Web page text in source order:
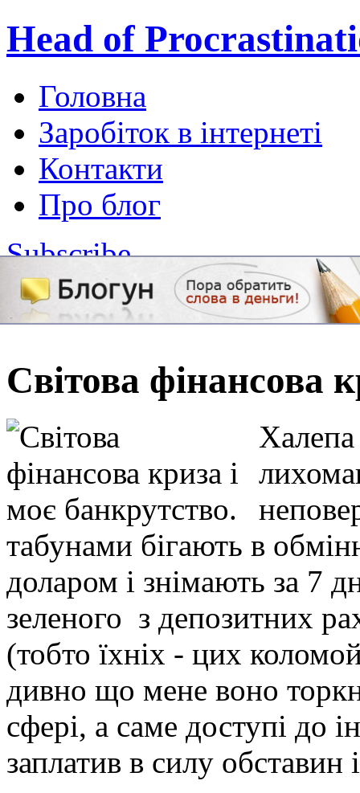
Head of
Головна
Заробіток в інтернеті
Контакти
Про блог
Subscribe
Світова фінансова
табунами бігають в
доларом і знімають за 7
зеленого з депозитних
(тобто їхніх - цих
дивно що мене воно
сфері, а саме доступі до
заплатив в силу обставин